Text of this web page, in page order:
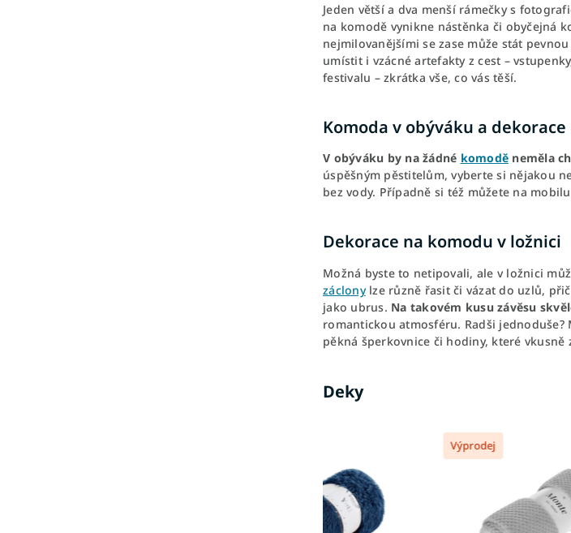
Jeden větší a dva menší rámečky s
na komodě vynikne nástěnka či obyčejná
nejmilovanějšími se zase může stát
umístit i vzácné artefakty z cest –
festivalu – zkrátka vše, co vás těší.
Komoda v obýváku a dekorace
V obýváku by na žádné komodě neměla
úspěšným pěstitelům, vyberte si nějakou
bez vody. Případně si též můžete na
Dekorace na komodu v ložnici
Možná byste to netipovali, ale v ložnici
záclonylze různě řasit či vázat do uzlů,
jako ubrus. Na takovém kusu závěsu
romantickou atmosféru. Radši
pěkná šperkovnice či hodiny, které
Deky
Výprodej